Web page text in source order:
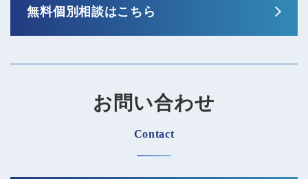
無料個別相談はこちら
お問い合わせ
Contact